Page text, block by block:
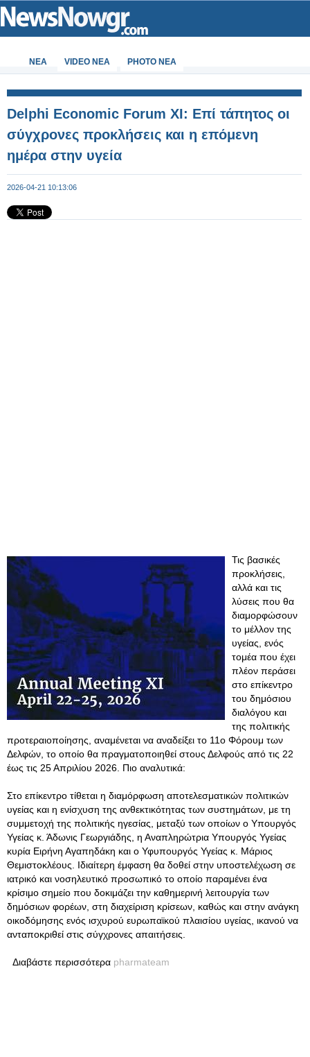
ΝΕΑ VIDEO NEA PHOTO NEA
Delphi Economic Forum XI: Επί τάπητος οι
σύγχρονες προκλήσεις και η επόμενη
ημέρα στην υγεία
2026-04-21 10:13:06
Τις βασικές
προκλήσεις,
αλλά και τις
λύσεις που θα
διαμορφώσουν
το μέλλον της
υγείας, ενός
τομέα που έχει
πλέον περάσει
στο επίκεντρο
του δημόσιου
διαλόγου και
της πολιτικής
προτεραιοποίησης, αναμένεται να αναδείξει το 11ο Φόρουμ των
Δελφών, το οποίο θα πραγματοποιηθεί στους Δελφούς από τις 22
έως τις 25 Απριλίου 2026. Πιο αναλυτικά:
Στο επίκεντρο τίθεται η διαμόρφωση αποτελεσματικών πολιτικών
υγείας και η ενίσχυση της ανθεκτικότητας των συστημάτων, με τη
συμμετοχή της πολιτικής ηγεσίας, μεταξύ των οποίων ο Υπουργός
Υγείας κ. Άδωνις Γεωργιάδης, η Αναπληρώτρια Υπουργός Υγείας
κυρία Ειρήνη Αγαπηδάκη και ο Υφυπουργός Υγείας κ. Μάριος
Θεμιστοκλέους. Ιδιαίτερη έμφαση θα δοθεί στην υποστελέχωση σε
ιατρικό και νοσηλευτικό προσωπικό το οποίο παραμένει ένα
κρίσιμο σημείο που δοκιμάζει την καθημερινή λειτουργία των
δημόσιων φορέων, στη διαχείριση κρίσεων, καθώς και στην ανάγκη
οικοδόμησης ενός ισχυρού ευρωπαϊκού πλαισίου υγείας, ικανού να
ανταποκριθεί στις σύγχρονες απαιτήσεις.
Διαβάστε περισσότερα pharmateam